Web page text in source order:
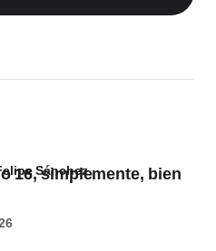
16, simplemente, bien
Sánchez